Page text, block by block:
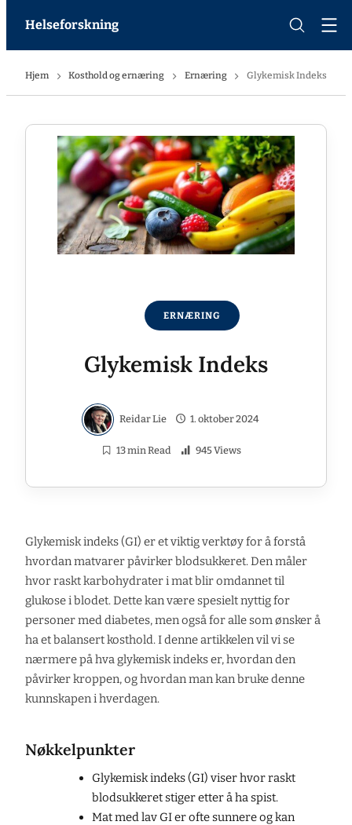
Helseforskning
Hjem Kosthold og ernæring Ernæring Glykemisk Indeks
ERNÆRING
Glykemisk Indeks
Reidar Lie 1. oktober 2024
13 min Read 945 Views
Glykemisk indeks (GI) er et viktig verktøy for å forstå
hvordan matvarer påvirker blodsukkeret. Den måler
hvor raskt karbohydrater i mat blir omdannet til
glukose i blodet. Dette kan være spesielt nyttig for
personer med diabetes, men også for alle som ønsker å
ha et balansert kosthold. I denne artikkelen vil vi se
nærmere på hva glykemisk indeks er, hvordan den
påvirker kroppen, og hvordan man kan bruke denne
kunnskapen i hverdagen.
Nøkkelpunkter
Glykemisk indeks (GI) viser hvor raskt
blodsukkeret stiger etter å ha spist.
Mat med lav GI er ofte sunnere og kan